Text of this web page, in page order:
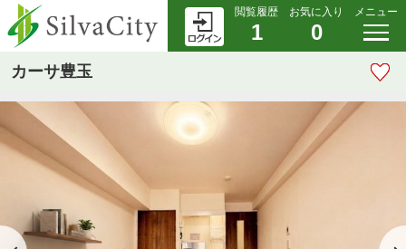
閲覧履歴
1
お気に入り
0
メニュー
カーサ豊玉